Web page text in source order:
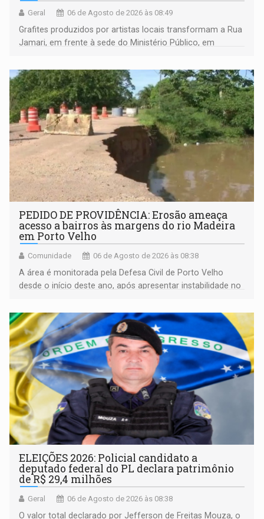
Geral 06 de Agosto de 2026 às 08:49
Grafites produzidos por artistas locais transformam a Rua
Jamari, em frente à sede do Ministério Público, em
da Penha e o enfrentamento à violência
PEDIDO DE PROVIDÊNCIA: Erosão ameaça
acesso a bairros às margens do rio Madeira
em Porto Velho
Comunidade 06 de Agosto de 2026 às 08:38
A área é monitorada pela Defesa Civil de Porto Velho
desde o início deste ano, após apresentar instabilidade no
ELEIÇÕES 2026: Policial candidato a
deputado federal do PL declara patrimônio
de R$ 29,4 milhões
Geral 06 de Agosto de 2026 às 08:38
O valor total declarado por Jefferson de Freitas Mouza, o